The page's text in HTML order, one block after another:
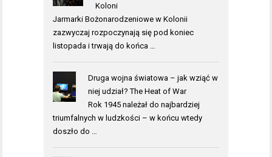
Koloni
Jarmarki Bożonarodzeniowe w Kolonii
zazwyczaj rozpoczynają się pod koniec
listopada i trwają do końca …
Druga wojna światowa – jak wziąć w
niej udział? The Heat of War
Rok 1945 należał do najbardziej
triumfalnych w ludzkości – w końcu wtedy
doszło do …